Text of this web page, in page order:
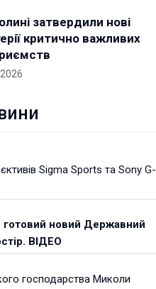
затвердили нові
критично важливих
Sigma Sports та Sony G-
готовий новий Державний
ВІДЕО
господарства Миколи